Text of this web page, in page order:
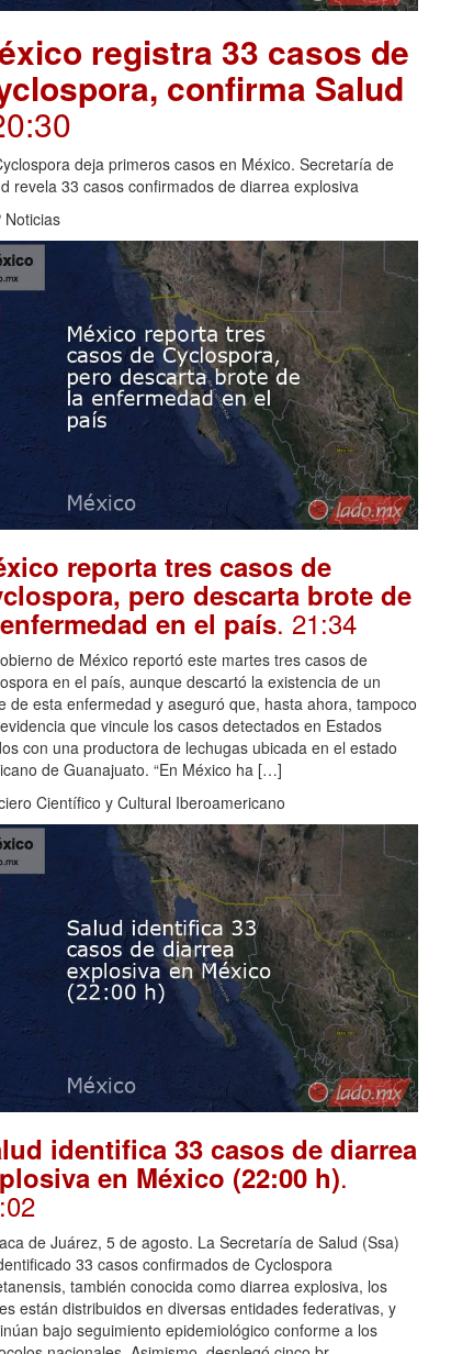
registra 33 casos de
confirma Salud
deja primeros casos en México. Secretaría de
revela 33 casos confirmados de diarrea explosiva
Noticias
reporta tres casos de
pero descarta brote de
en el país. 21:34
de México reportó este martes tres casos de
en el país, aunque descartó la existencia de un
de esta enfermedad y aseguró que, hasta ahora, tampoco
que vincule los casos detectados en Estados
con una productora de lechugas ubicada en el estado
de Guanajuato. “En México ha […]
Científico y Cultural Iberoamericano
identifica 33 casos de diarrea
en México (22:00 h).
de Juárez, 5 de agosto. La Secretaría de Salud (Ssa)
33 casos confirmados de Cyclospora
también conocida como diarrea explosiva, los
están distribuidos en diversas entidades federativas, y
bajo seguimiento epidemiológico conforme a los